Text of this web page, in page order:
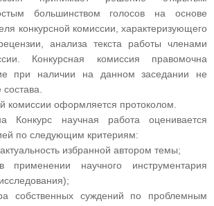
большинством голосов на основе
конкурсной комиссии, характеризующего
анализа текста работы членами
Конкурсная комиссия правомочна
при наличии на данном заседании не
комиссии оформляется протоколом.
Конкурс научная работа оценивается
по следующим критериям:
избранной автором темы;
научного инструментария
собственных суждений по проблемным